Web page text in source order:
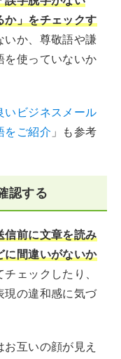
か」をチェックす
いか、尊敬語や謙
を使っていないか
いビジネスメール
をご紹介 」も参考
認する
信前に文章を読み
に間違いがないか
ェックしたり、
現の違和感に気づ
互いの顔が見え